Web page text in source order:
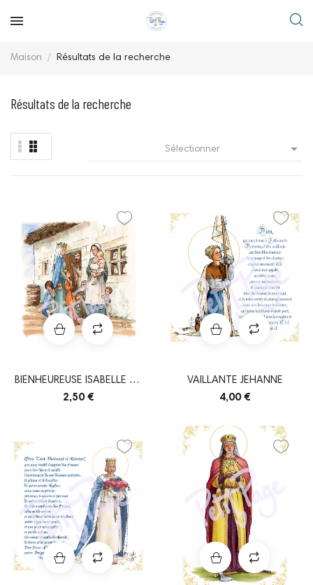
Maison Résultats de la recherche
Résultats de la recherche
Sélectionner 
BIENHEUREUSE ISABELLE DE
FRANCE
2,50 €
VAILLANTE JEHANNE
4,00 €